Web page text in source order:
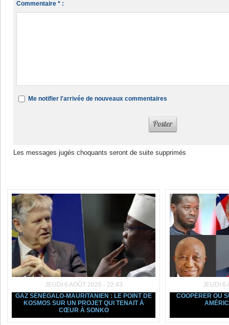
Commentaire * :
Me notifier l'arrivée de nouveaux commentaires
Les messages jugés choquants seront de suite supprimés
JEUDI 6 AOÛT 2026 - 22:43
GAZ SÉNÉGALO-MAURITANIEN : LE POINT DE
KOSMOS SUR UN PROJET QUI TENAIT À
CŒUR À SONKO
JEUDI 6
COOPÉRER OU